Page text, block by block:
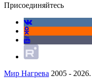
Присоединяйтесь
Мир Нагрева 2005 - 2026.